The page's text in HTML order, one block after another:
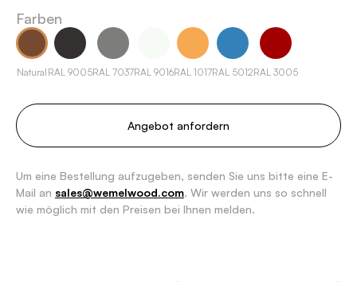
Farben
Natural RAL 9005RAL 7037RAL 9016RAL 1017RAL 5012RAL 3005
Angebot anfordern
Um eine Bestellung aufzugeben, senden Sie uns bitte eine E-
Mail an sales@wemelwood.com. Wir werden uns so schnell
wie möglich mit den Preisen bei Ihnen melden.